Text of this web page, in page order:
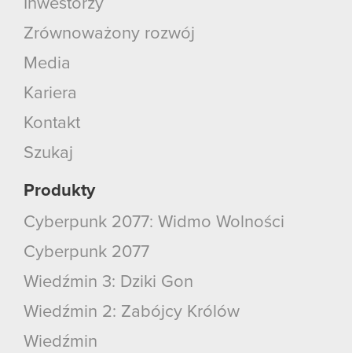
Inwestorzy
Zrównoważony rozwój
Media
Kariera
Kontakt
Szukaj
Produkty
Cyberpunk 2077: Widmo Wolności
Cyberpunk 2077
Wiedźmin 3: Dziki Gon
Wiedźmin 2: Zabójcy Królów
Wiedźmin